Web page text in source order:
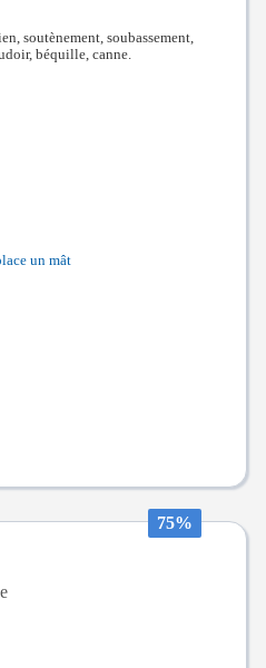
soutènement, soubassement,
béquille, canne.
un mât
75%